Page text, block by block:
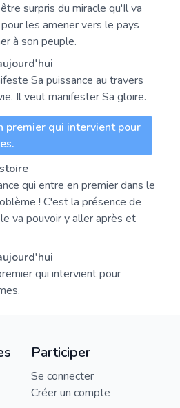
surpris du miracle qu'Il va
les amener vers le pays
à son peuple.
Sa puissance au travers
Il veut manifester Sa gloire.
premier qui intervient pour
qui entre en premier dans le
! C'est la présence de
va pouvoir y aller après et
qui intervient pour
Participer
Se connecter
Créer un compte